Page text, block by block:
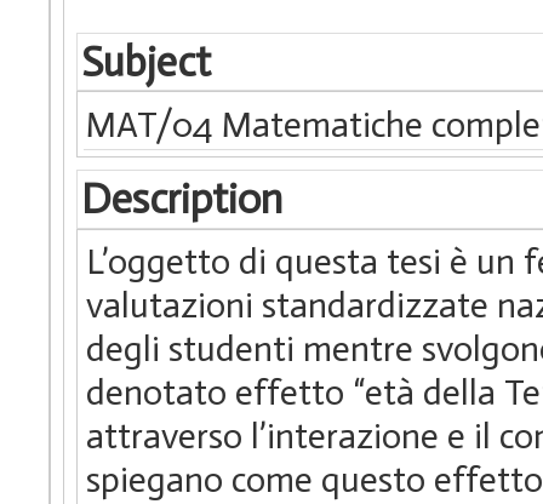
Subject
MAT/04 Matematiche
Description
L’oggetto di questa tesi è
valutazioni standardizzate
degli studenti mentre
denotato effetto “età della
attraverso l’interazione e il
spiegano come questo